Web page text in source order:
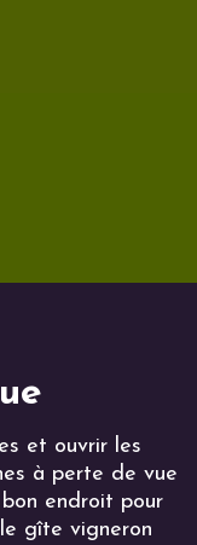
et ouvrir les
à perte de vue
endroit pour
gîte vigneron